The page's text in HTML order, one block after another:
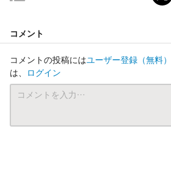
コメント
コメントの投稿にはユーザー登録 （無料）
は、 ログイン